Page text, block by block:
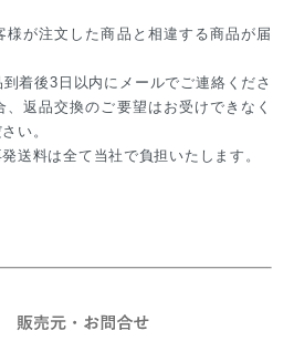
様が注文した商品と相違する商品が届
着後3日以内にメールでご連絡くださ
返品交換のご要望はお受けできなく
い。
送料は全て当社で負担いたします。